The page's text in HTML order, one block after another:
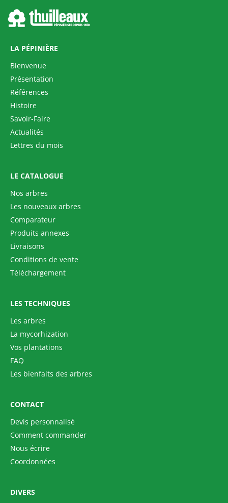
LA PÉPINIÈRE
Bienvenue
Présentation
Références
Histoire
Savoir-Faire
Actualités
Lettres du mois
LE CATALOGUE
Nos arbres
Les nouveaux arbres
Comparateur
Produits annexes
Livraisons
Conditions de vente
Téléchargement
LES TECHNIQUES
Les arbres
La mycorhization
Vos plantations
FAQ
Les bienfaits des arbres
CONTACT
Devis personnalisé
Comment commander
Nous écrire
Coordonnées
DIVERS